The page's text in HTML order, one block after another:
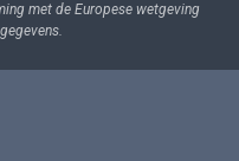
met de Europese wetgeving